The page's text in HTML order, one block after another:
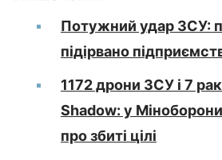
Потужний удар ЗСУ:
підірвано
1172 дрони ЗСУ і 7
Shadow: у
про збиті цілі